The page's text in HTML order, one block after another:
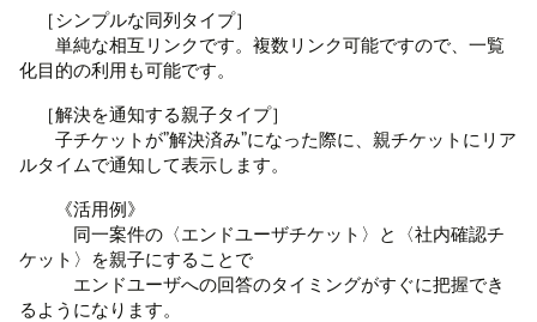
［シンプルな同列タイプ］
単純な相互リンクです。複数リンク可能ですので、一覧
化目的の利用も可能です。
［解決を通知する親子タイプ］
子チケットが”解決済み”になった際に、親チケットにリア
ルタイムで通知して表示します。
《活用例》
同一案件の〈エンドユーザチケット〉と〈社内確認チ
ケット〉を親子にすることで
エンドユーザへの回答のタイミングがすぐに把握でき
るようになります。